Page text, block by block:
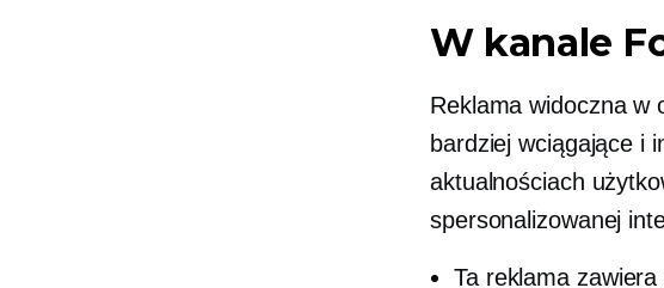
W kanale
Reklama widoczna
bardziej wciągające i
aktualnościach
spersonalizowanej
Ta reklama